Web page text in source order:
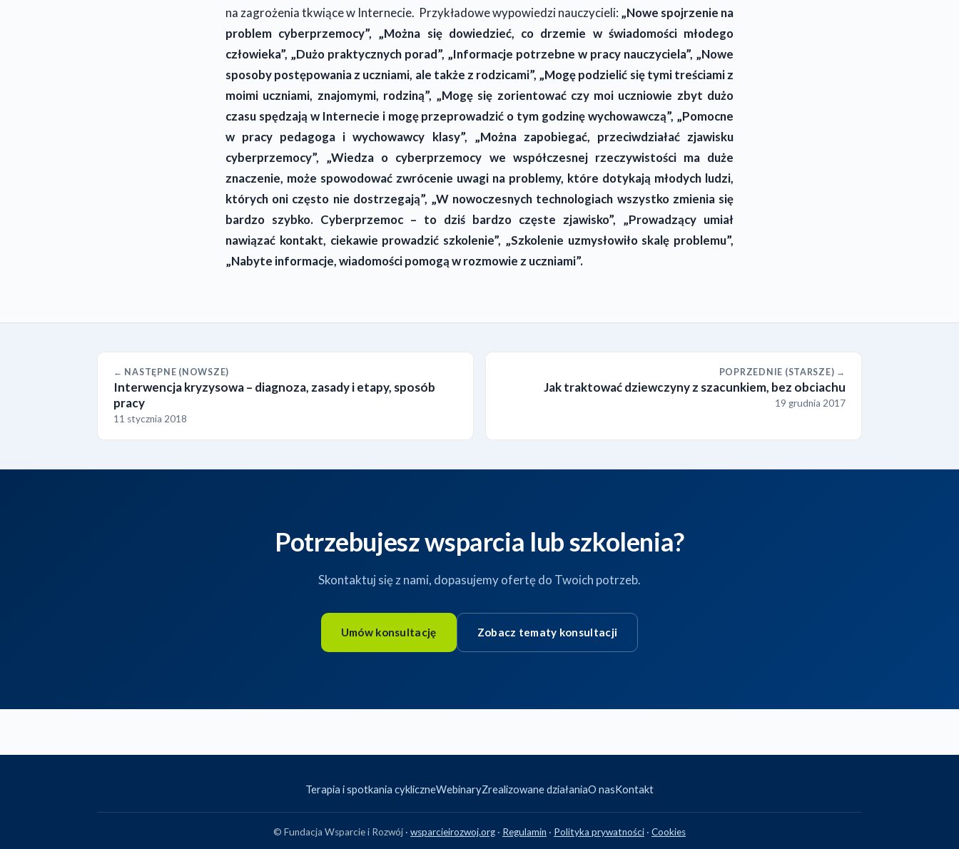
na zagrożenia tkwiące w Internecie. Przykładowe wypowiedzi nauczycieli: „Nowe spojrzenie na
problem cyberprzemocy”, „Można się dowiedzieć, co drzemie w świadomości młodego
człowieka”, „Dużo praktycznych porad”, „Informacje potrzebne w pracy nauczyciela”, „Nowe
sposoby postępowania z uczniami, ale także z rodzicami”, „Mogę podzielić się tymi treściami z
moimi uczniami, znajomymi, rodziną”, „Mogę się zorientować czy moi uczniowie zbyt dużo
czasu spędzają w Internecie i mogę przeprowadzić o tym godzinę wychowawczą”, „Pomocne
w pracy pedagoga i wychowawcy klasy”, „Można zapobiegać, przeciwdziałać zjawisku
cyberprzemocy”, „Wiedza o cyberprzemocy we współczesnej rzeczywistości ma duże
znaczenie, może spowodować zwrócenie uwagi na problemy, które dotykają młodych ludzi,
których oni często nie dostrzegają”, „W nowoczesnych technologiach wszystko zmienia się
bardzo szybko. Cyberprzemoc – to dziś bardzo częste zjawisko”, „Prowadzący umiał
nawiązać kontakt, ciekawie prowadzić szkolenie”, „Szkolenie uzmysłowiło skalę problemu”,
„Nabyte informacje, wiadomości pomogą w rozmowie z uczniami”.
← NASTĘPNE (NOWSZE)
Interwencja kryzysowa – diagnoza, zasady i etapy, sposób
pracy
11 stycznia 2018
POPRZEDNIE (STARSZE) →
Jak traktować dziewczyny z szacunkiem, bez obciachu
19 grudnia 2017
Potrzebujesz wsparcia lub szkolenia?
Skontaktuj się z nami, dopasujemy ofertę do Twoich potrzeb.
Umów konsultację Zobacz tematy konsultacji
Terapia i spotkania cykliczneWebinaryZrealizowane działaniaO nasKontakt
© Fundacja Wsparcie i Rozwój · wsparcieirozwoj.org · Regulamin · Polityka prywatności · Cookies